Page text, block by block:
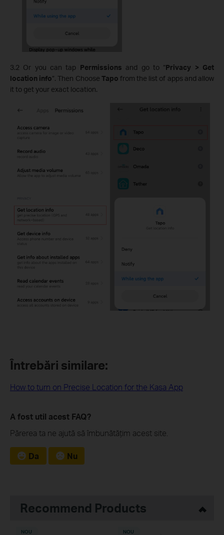
3.2 Or you can tap Permissions and go to “Privacy > Get
location info”. Then Choose Tapo from the list of apps and allow
it to get your exact location.
Întrebări similare:
How to turn on Precise Location for the Kasa App
A fost util acest FAQ?
Părerea ta ne ajută să îmbunătățim acest site.
Da Nu
Recommend Products
NOU NOU